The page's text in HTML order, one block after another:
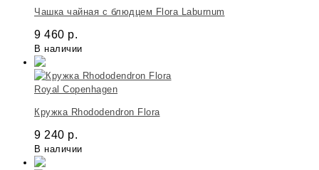
Чашка чайная с блюдцем Flora Laburnum
9 460 р.
В наличии
Royal Copenhagen
Кружка Rhododendron Flora
9 240 р.
В наличии